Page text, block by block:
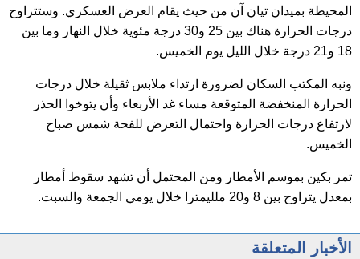
مؤتمر صحفى للخارجية الصور
المحيطة بميدان تيان آن من حيث يقام العرض العسكري. وستتراوح
درجات الحرارة هناك بين 25 و30 درجة مئوية خلال النهار وما بين
18 و21 درجة خلال الليل يوم الخميس.
ونبه المكتب السكان لضرورة ارتداء ملابس ثقيلة خلال درجات
الحرارة المنخفضة المتوقعة مساء غد الأربعاء وأن يتوخوا الحذر
لارتفاع درجات الحرارة واحتمال التعرض للفحة شمس صباح
الخميس.
تمر بكين بموسم الأمطار ومن المحتمل أن تشهد سقوط أمطار
بمعدل يتراوح بين 8 و20 ملليمترا خلال يومي الجمعة والسبت.
الأخبار المتعلقة